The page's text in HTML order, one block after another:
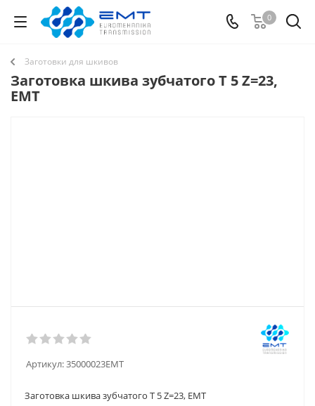
0
Заготовки для шкивов
Заготовка шкива зубчатого T 5 Z=23,
EMT
Артикул:35000023EMT
Заготовка шкива зубчатого T 5 Z=23, EMT